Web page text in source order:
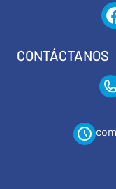
CONTÁCTANOS